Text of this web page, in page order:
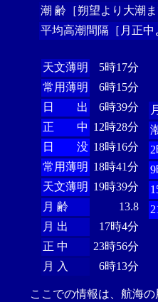
潮 齢［朔望より大潮ま
平均高潮間隔［月正中
天文薄明
5時17分
常用薄明
6時15分
日 出
6時39分
正 中 12時28分
日 没 18時16分
常用薄明 18時41分
天文薄明 19時39分
月 齢
13.8
月 出
17時4分
正 中
23時56分
月 入
6時13分
9
ここでの情報は、航海